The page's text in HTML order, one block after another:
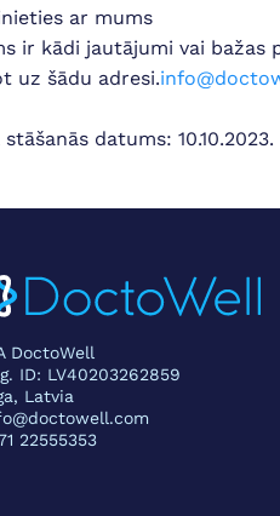
ar mums
ir kādi jautājumi vai
uz šādu adresi.
stāšanās datums: 10.10.2023.
DoctoWell
ID: LV40203262859
Latvia
22555353